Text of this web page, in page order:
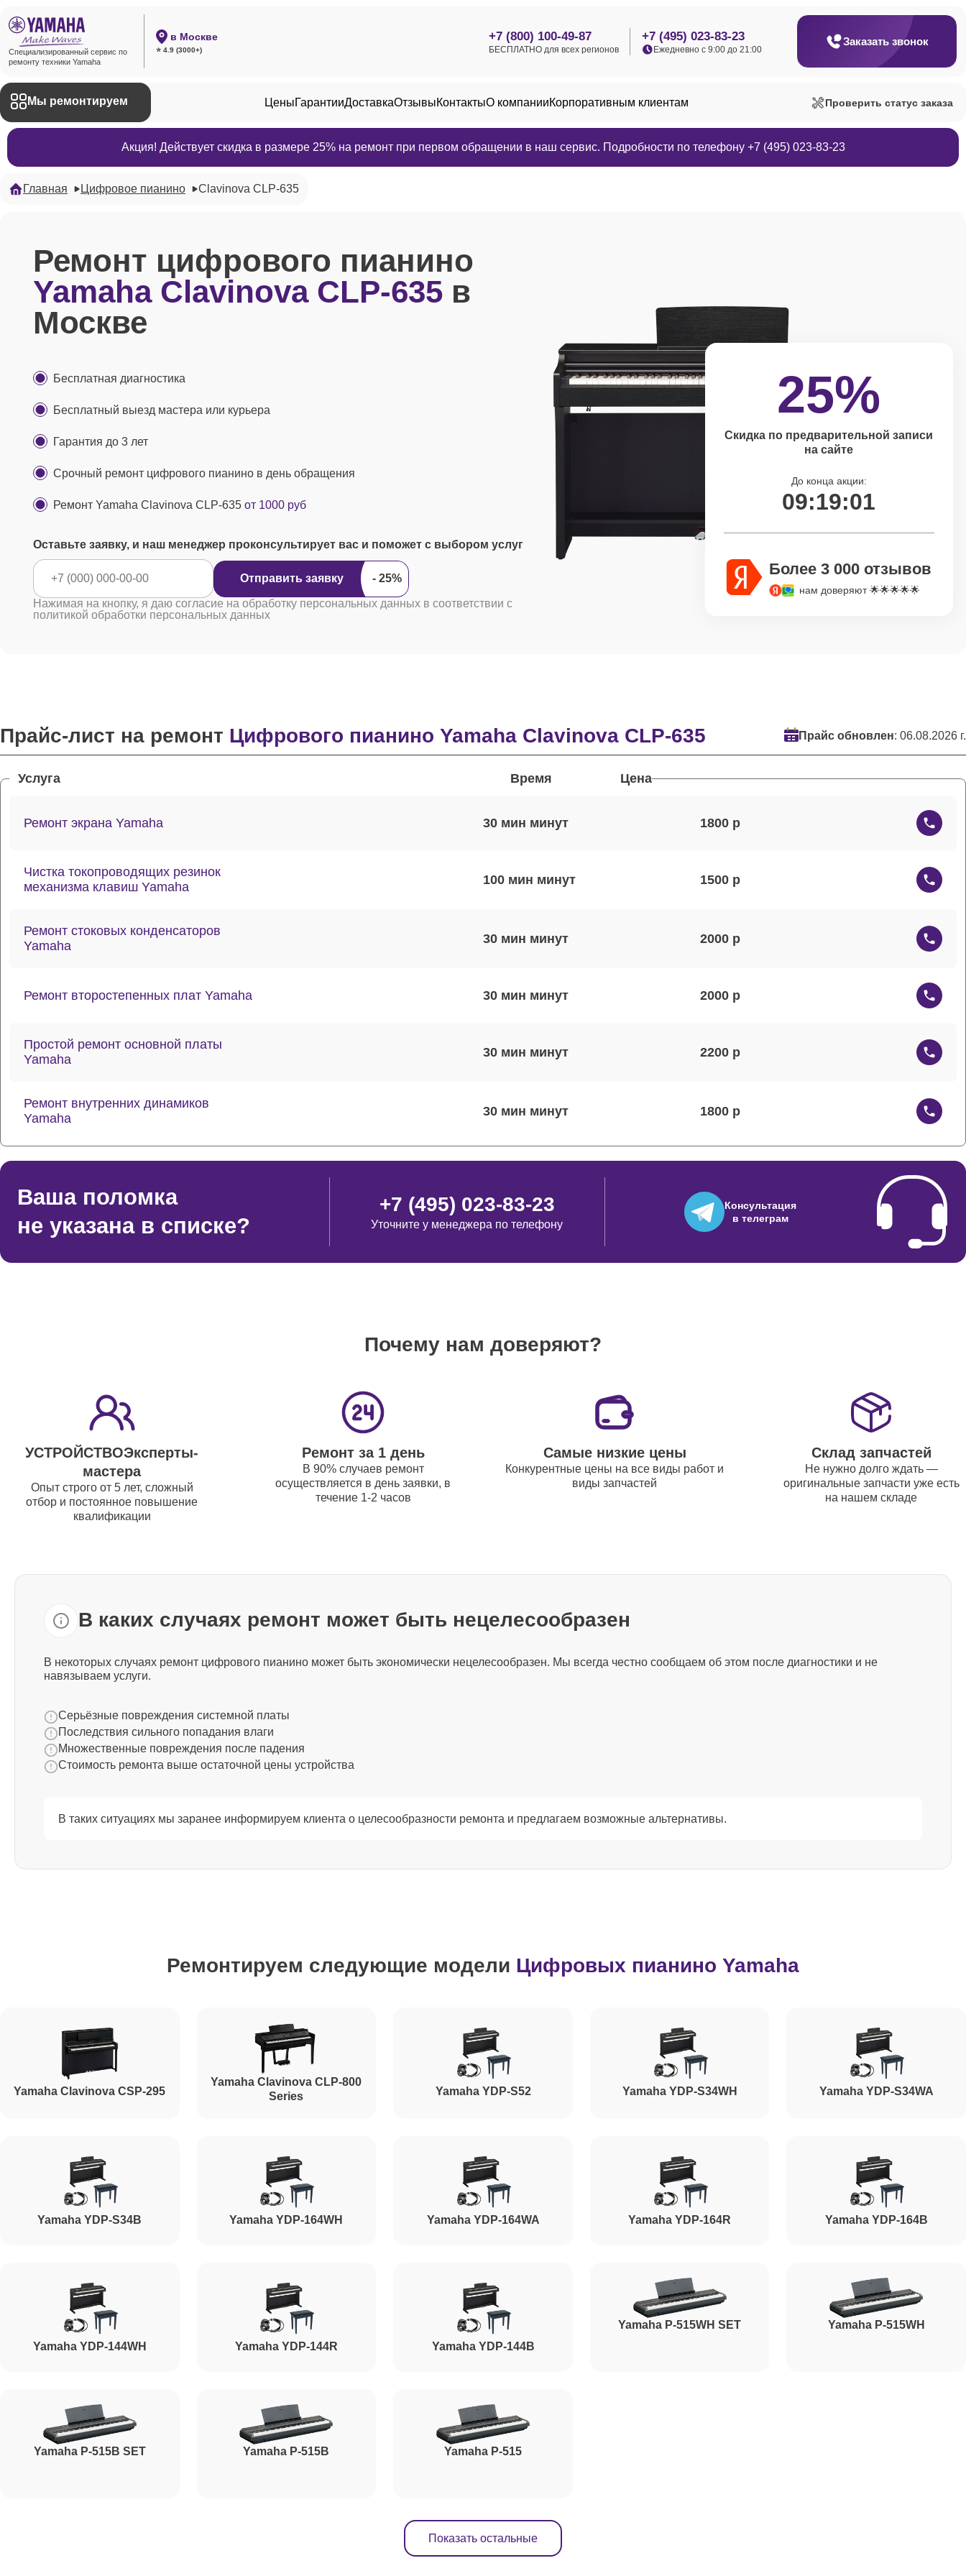
Специализированный сервис по
ремонту техники Yamaha
в Москве
⭐ 4.9 (3000+)
+7 (800) 100-49-87
БЕСПЛАТНО для всех регионов
+7 (495) 023-83-23
Ежедневно с 9:00 до 21:00
Заказать звонок
Мы ремонтируем ЦеныГарантииДоставкаОтзывыКонтактыО компанииКорпоративным клиентам Проверить статус заказа
Акция! Действует скидка в размере 25% на ремонт при первом обращении в наш сервис. Подробности по телефону +7 (495) 023-83-23
Главная Цифровое пианино Clavinova CLP-635
Ремонт цифрового пианино
Yamaha Clavinova CLP-635 в
Москве
Бесплатная диагностика
Бесплатный выезд мастера или курьера
Гарантия до 3 лет
Срочный ремонт цифрового пианино в день обращения
Ремонт Yamaha Clavinova CLP-635 от 1000 руб
Оставьте заявку, и наш менеджер проконсультирует вас и поможет с выбором услуг
Отправить заявку
Нажимая на кнопку, я даю согласие на обработку персональных данных в соответствии с
политикой обработки персональных данных
25%
Скидка по предварительной записи
на сайте
До конца акции:
09:19:00
Более 3 000 отзывов
нам доверяют 🌟🌟🌟🌟🌟
Прайс-лист на ремонт Цифрового пианино Yamaha Clavinova CLP-635 Прайс обновлен: 06.08.2026 г.
Услуга Время Цена
Ремонт экрана Yamaha 30 мин 1800
Чистка токопроводящих резинок
механизма клавиш Yamaha
100 мин 1500
Ремонт стоковых конденсаторов
Yamaha
30 мин 2000
Ремонт второстепенных плат Yamaha 30 мин 2000
Простой ремонт основной платы
Yamaha
30 мин 2200
Ремонт внутренних динамиков
Yamaha
30 мин 1800
Восстановление шлейфов и
Ремонт токопроводящих резинок
механизма клавиш Yamaha
100 мин 1200
120 мин
Ремонт механизма клавиш Yamaha
Ремонт клавиш Yamaha
Ремонт клавиш и уплотнителей
внутрикорпусная Yamaha
Ремонт корпусных элементов
120 мин
Восстановление после попадания
Прошивка (Обновление ПО) Yamaha
Ваша поломка
не указана в списке?
+7 (495) 023-83-23
Уточните у менеджера по телефону
Консультация
в телеграм
Почему нам доверяют?
УСТРОЙСТВОЭксперты-
мастера
Опыт строго от 5 лет, сложный
отбор и постоянное повышение
квалификации
Ремонт за 1 день
В 90% случаев ремонт
осуществляется в день заявки, в
течение 1-2 часов
Самые низкие цены
Конкурентные цены на все виды работ и
виды запчастей
Склад запчастей
Не нужно долго ждать —
оригинальные запчасти уже есть
на нашем складе
В каких случаях ремонт может быть нецелесообразен
В некоторых случаях ремонт цифрового пианино может быть экономически нецелесообразен. Мы всегда честно сообщаем об этом после диагностики и не
навязываем услуги.
Серьёзные повреждения системной платы
Последствия сильного попадания влаги
Множественные повреждения после падения
Стоимость ремонта выше остаточной цены устройства
В таких ситуациях мы заранее информируем клиента о целесообразности ремонта и предлагаем возможные альтернативы.
Ремонтируем следующие модели Цифровых пианино Yamaha
Yamaha Clavinova CSP-295
Yamaha Clavinova CLP-800
Series
Yamaha YDP-S52 Yamaha YDP-S34WH Yamaha YDP-S34WA
Yamaha YDP-S34B Yamaha YDP-164WH Yamaha YDP-164WA Yamaha YDP-164R Yamaha YDP-164B
Yamaha YDP-144WH Yamaha YDP-144R Yamaha YDP-144B
Yamaha P-515WH SET Yamaha P-515WH
Yamaha P-515B SET Yamaha P-515B Yamaha P-515
Показать остальные